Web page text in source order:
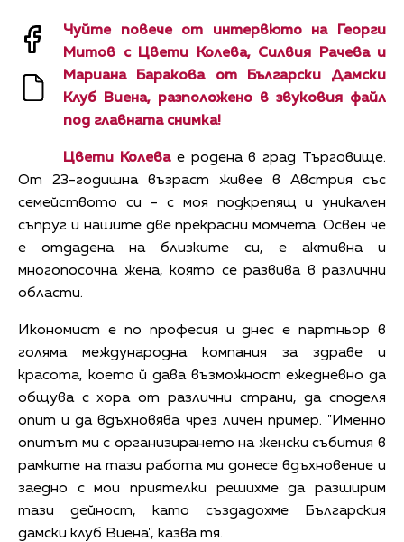
Чуйте повече от интервюто на Георги
Митов с
Цвети Колева, Силвия Рачева и
Мариана Баракова от Български Дамски
Клуб Виена, разположено в звуковия файл
под главната снимка!
Цвети Колевае родена в град Търговище.
От 23-годишна възраст живее в Австрия със
семейството си – с моя подкрепящ и уникален
съпруг и нашите две прекрасни момчета. Освен че
е отдаденa на близките си, е активна и
многопосочна жена, която се развива в различни
области.
Икономист е по професия и днес е партньор в
голяма международна компания за здраве и
красота, което й дава възможност ежедневно да
общува с хора от различни страни, да споделя
опит и да вдъхновява чрез личен пример. "Именно
опитът ми с организирането на женски събития в
рамките на тази работа ми донесе вдъхновение и
заедно с мои приятелки решихме да разширим
тази дейност, като създадохме Българския
дамски клуб Виена", казва тя.